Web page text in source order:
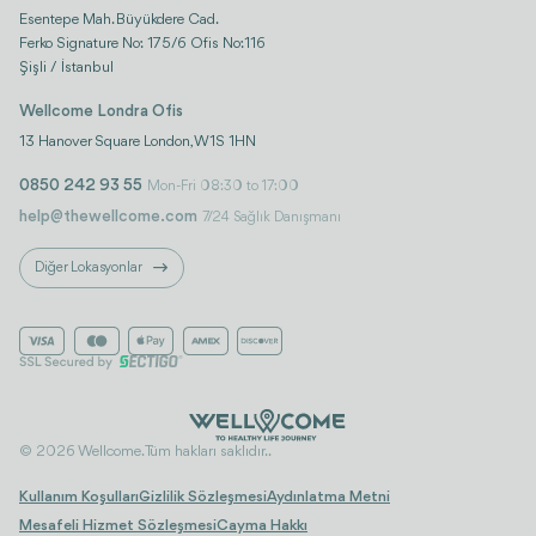
Esentepe Mah. Büyükdere Cad.
Ferko Signature No: 175/6 Ofis No:116
Şişli / İstanbul
Wellcome Londra Ofis
13 Hanover Square London, W1S 1HN
0850 242 93 55 Mon-Fri 08:30 to 17:00
help@thewellcome.com 7/24 Sağlık Danışmanı
Diğer Lokasyonlar
© 2026 Wellcome. Tüm hakları saklıdır..
Kullanım KoşullarıGizlilik SözleşmesiAydınlatma Metni
Mesafeli Hizmet SözleşmesiCayma Hakkı